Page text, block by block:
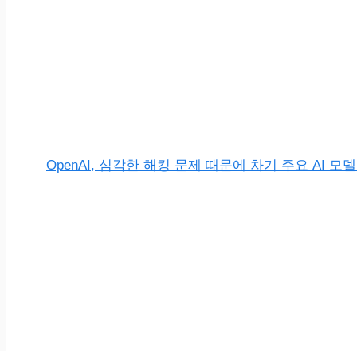
OpenAI, 심각한 해킹 문제 때문에 차기 주요 AI 모델